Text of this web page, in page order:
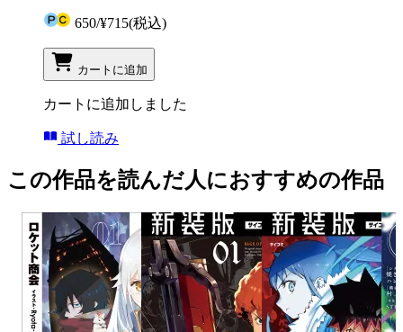
650/¥715(税込)
カートに追加
カートに追加しました
試し読み
この作品を読んだ人におすすめの作品